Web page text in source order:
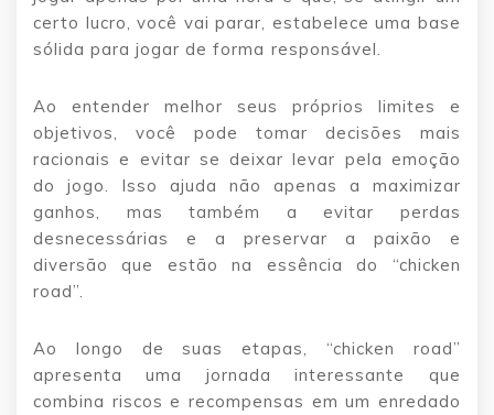
certo lucro, você vai parar, estabelece uma base
sólida para jogar de forma responsável.
Ao entender melhor seus próprios limites e
objetivos, você pode tomar decisões mais
racionais e evitar se deixar levar pela emoção
do jogo. Isso ajuda não apenas a maximizar
ganhos, mas também a evitar perdas
desnecessárias e a preservar a paixão e
diversão que estão na essência do “chicken
road”.
Ao longo de suas etapas, “chicken road”
apresenta uma jornada interessante que
combina riscos e recompensas em um enredado